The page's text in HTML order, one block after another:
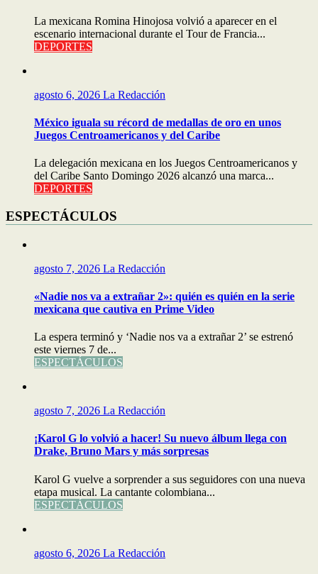
La mexicana Romina Hinojosa volvió a aparecer en el
escenario internacional durante el Tour de Francia...
DEPORTES
agosto 6, 2026 La Redacción
México iguala su récord de medallas de oro en unos
Juegos Centroamericanos y del Caribe
La delegación mexicana en los Juegos Centroamericanos y
del Caribe Santo Domingo 2026 alcanzó una marca...
DEPORTES
ESPECTÁCULOS
agosto 7, 2026 La Redacción
«Nadie nos va a extrañar 2»: quién es quién en la serie
mexicana que cautiva en Prime Video
La espera terminó y ‘Nadie nos va a extrañar 2’ se estrenó
este viernes 7 de...
ESPECTÁCULOS
agosto 7, 2026 La Redacción
¡Karol G lo volvió a hacer! Su nuevo álbum llega con
Drake, Bruno Mars y más sorpresas
Karol G vuelve a sorprender a sus seguidores con una nueva
etapa musical. La cantante colombiana...
ESPECTÁCULOS
agosto 6, 2026 La Redacción